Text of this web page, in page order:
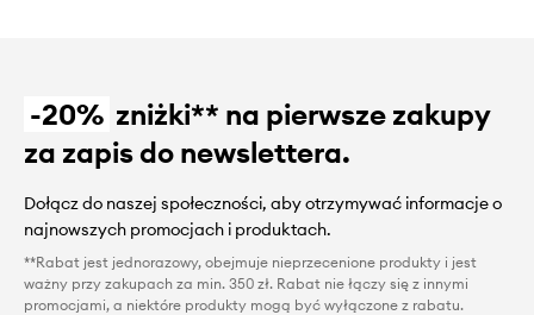
-20% zniżki** na pierwsze zakupy
za zapis do newslettera.
Dołącz do naszej społeczności, aby otrzymywać informacje o
najnowszych promocjach i produktach.
**Rabat jest jednorazowy, obejmuje nieprzecenione produkty i jest
ważny przy zakupach za min. 350 zł. Rabat nie łączy się z innymi
promocjami, a niektóre produkty mogą być wyłączone z rabatu.